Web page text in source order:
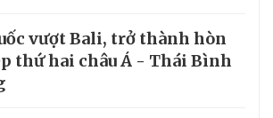
vượt Bali, trở thành hòn
thứ hai châu Á - Thái Bình